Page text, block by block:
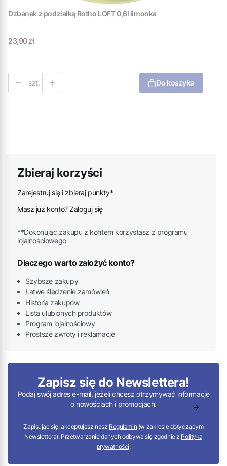
Dzbanek z podziałką Rotho LOFT 0,6l limonka
Cena
23,90 zł
szt. Do koszyka
Zbieraj korzyści
Zarejestruj się i zbieraj punkty*
Masz już konto? Zaloguj się
**Dokonując zakupu z kontem korzystasz z programu
lojalnościowego
Dlaczego warto założyć konto?
Szybsze zakupy
Łatwe śledzenie zamówień
Historia zakupów
Lista ulubionych produktów
Program lojalnościowy
Prostsze zwroty i reklamacje
Zapisz się do Newslettera!
Podaj swój adres e-mail, jeżeli chcesz otrzymywać informacje
o nowościach i promocjach.
Zapisując się, akceptujesz nasz Regulamin (w zakresie dotyczącym
Newslettera). Przetwarzanie danych odbywa się zgodnie z Polityką
prywatności.